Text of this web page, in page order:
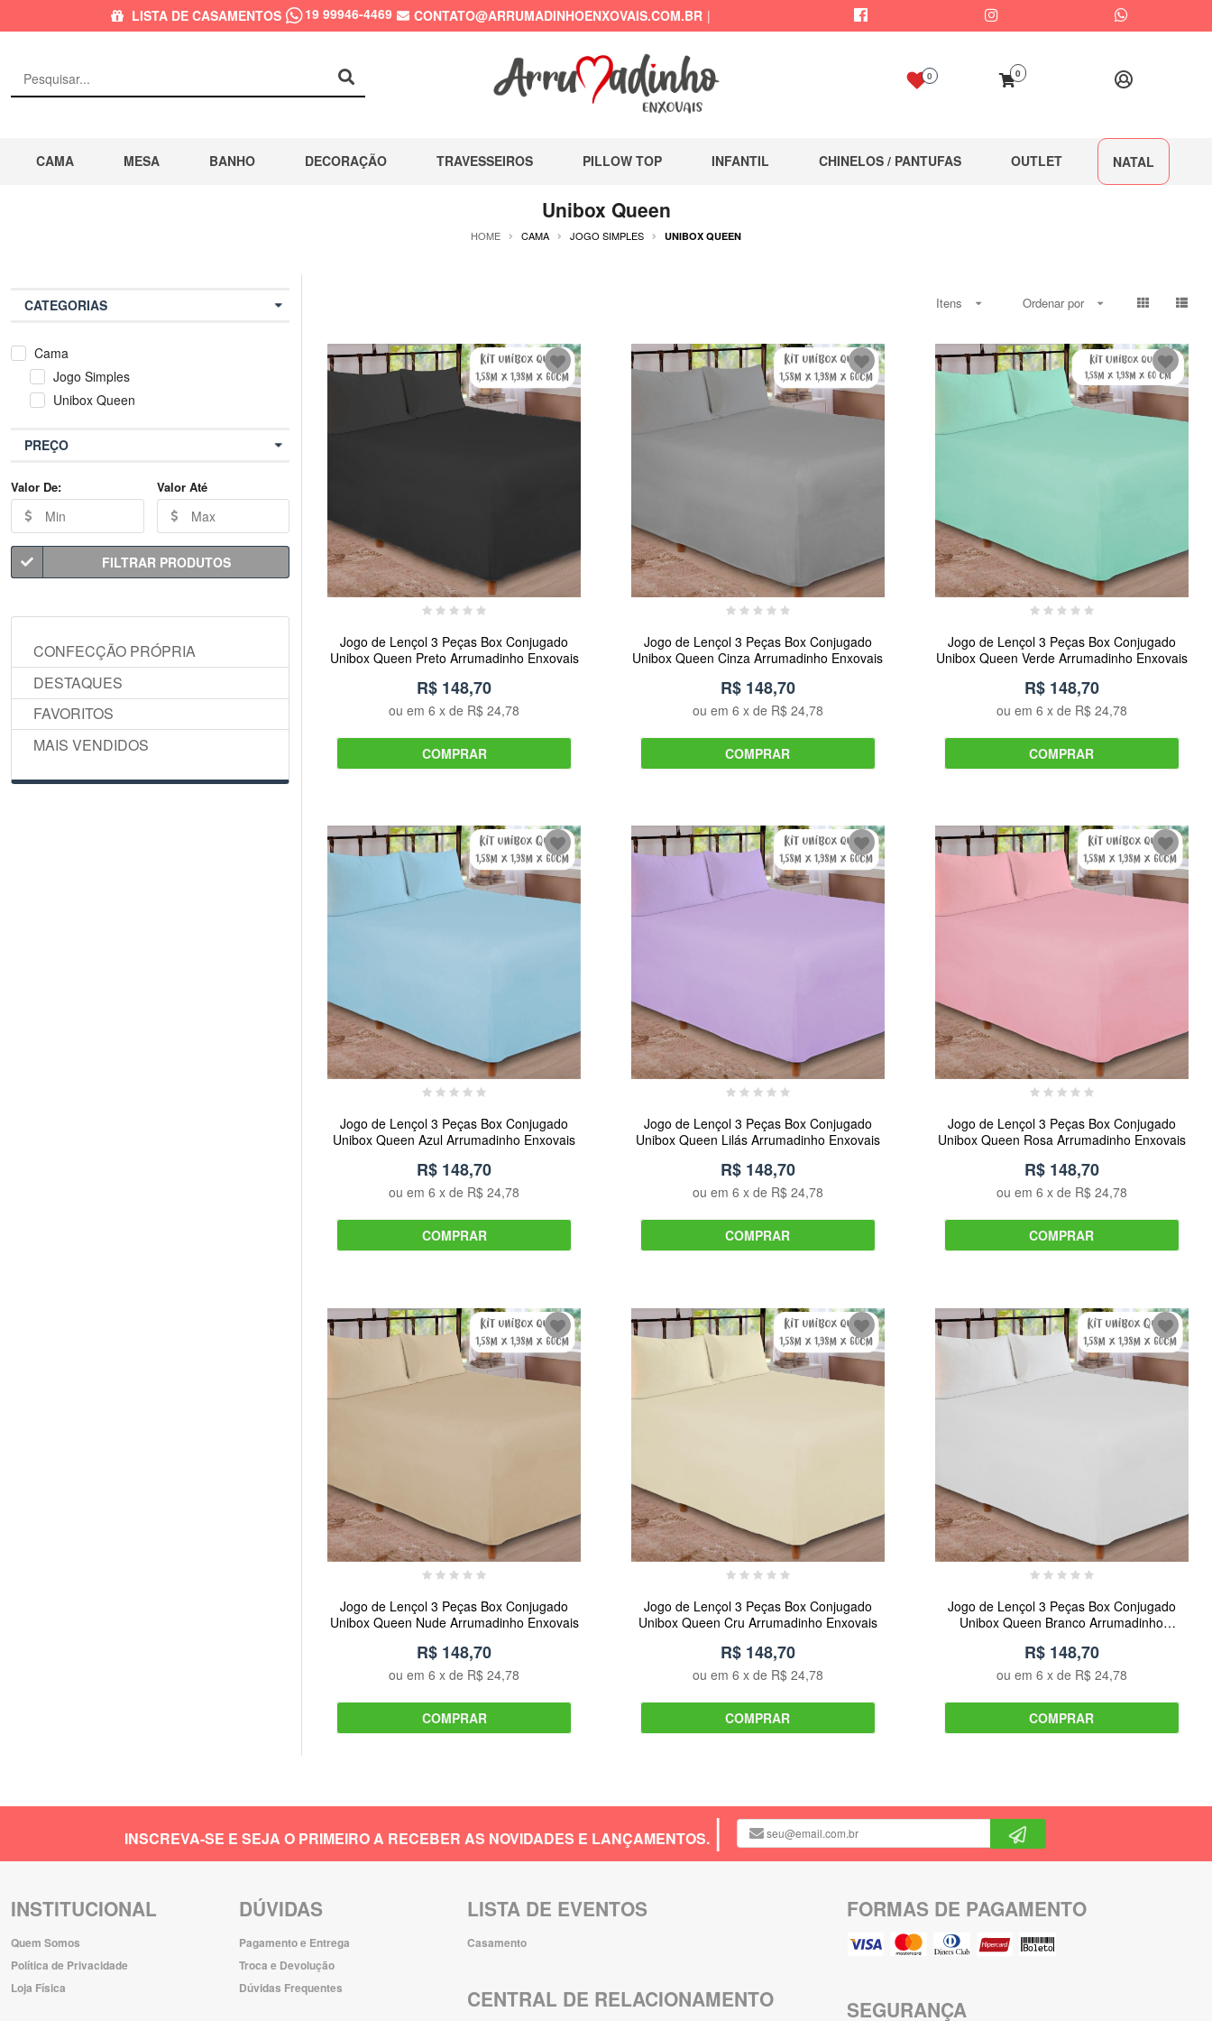
LISTA DE CASAMENTOS 19 99946-4469 CONTATO@ARRUMADINHOENXOVAIS.COM.BR
0 0
CAMA MESA BANHO DECORAÇÃO TRAVESSEIROS PILLOW TOP INFANTIL CHINELOS / PANTUFAS OUTLET NATAL
Unibox Queen
HOME CAMA JOGO SIMPLES UNIBOX QUEEN
CATEGORIAS
Cama
Jogo Simples
Unibox Queen
PREÇO
Valor De: Valor Até
FILTRAR PRODUTOS
CONFECÇÃO PRÓPRIA
DESTAQUES
FAVORITOS
MAIS VENDIDOS
Itens Ordenar por
Jogo de Lençol 3 Peças Box Conjugado
Unibox Queen Preto Arrumadinho Enxovais
R$ 148,70
ou em 6 x de R$ 24,78
COMPRAR
Jogo de Lençol 3 Peças Box Conjugado
Unibox Queen Cinza Arrumadinho Enxovais
R$ 148,70
ou em 6 x de R$ 24,78
COMPRAR
Jogo de Lençol 3 Peças Box Conjugado
Unibox Queen Verde Arrumadinho Enxovais
R$ 148,70
ou em 6 x de R$ 24,78
COMPRAR
Jogo de Lençol 3 Peças Box Conjugado
Unibox Queen Azul Arrumadinho Enxovais
R$ 148,70
ou em 6 x de R$ 24,78
COMPRAR
Jogo de Lençol 3 Peças Box Conjugado
Unibox Queen Lilás Arrumadinho Enxovais
R$ 148,70
ou em 6 x de R$ 24,78
COMPRAR
Jogo de Lençol 3 Peças Box Conjugado
Unibox Queen Rosa Arrumadinho Enxovais
R$ 148,70
ou em 6 x de R$ 24,78
COMPRAR
Jogo de Lençol 3 Peças Box Conjugado
Unibox Queen Nude Arrumadinho Enxovais
R$ 148,70
ou em 6 x de R$ 24,78
COMPRAR
Jogo de Lençol 3 Peças Box Conjugado
Unibox Queen Cru Arrumadinho Enxovais
R$ 148,70
ou em 6 x de R$ 24,78
COMPRAR
Jogo de Lençol 3 Peças Box Conjugado
Unibox Queen Branco Arrumadinho
R$ 148,70
ou em 6 x de R$ 24,78
COMPRAR
INSCREVA-SE E SEJA O PRIMEIRO A RECEBER AS NOVIDADES E LANÇAMENTOS.
INSTITUCIONAL
Quem Somos
Política de Privacidade
Loja Física
DÚVIDAS
Pagamento e Entrega
Troca e Devolução
Dúvidas Frequentes
LISTA DE EVENTOS
Casamento
CENTRAL DE RELACIONAMENTO
FORMAS DE PAGAMENTO
SEGURANÇA